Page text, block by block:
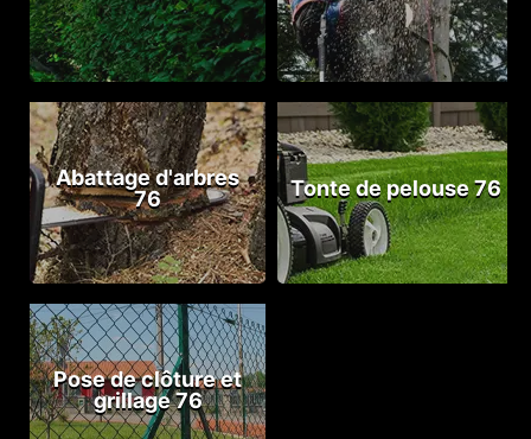
Abattage d'arbres
76
Tonte de pelouse 76
Pose de clôture et
grillage 76